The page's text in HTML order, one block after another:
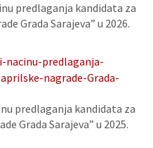
predlaganja kandidata za
Grada Sarajeva” u 2026.
nacinu-predlaganja-
nagrade-Grada-
predlaganja kandidata za
Grada Sarajeva” u 2025.